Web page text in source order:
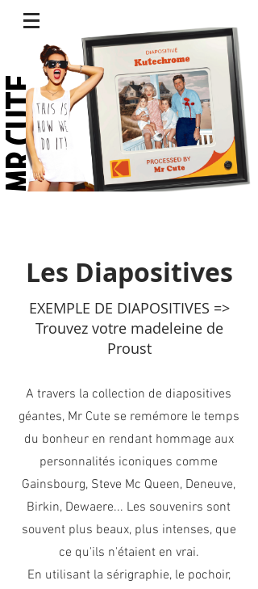
Les Diapositives
EXEMPLE DE DIAPOSITIVES =>
Trouvez votre madeleine de
Proust
A travers la collection de diapositives
géantes, Mr Cute se remémore le temps
du bonheur en rendant hommage aux
personnalités iconiques comme
Gainsbourg, Steve Mc Queen, Deneuve,
Birkin, Dewaere... Les souvenirs sont
souvent plus beaux, plus intenses, que
ce qu'ils n'étaient en vrai.
En utilisant la sérigraphie, le pochoir,